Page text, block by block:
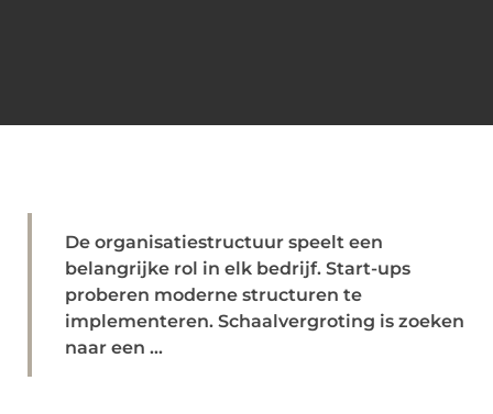
De organisatiestructuur speelt een
belangrijke rol in elk bedrijf. Start-ups
proberen moderne structuren te
implementeren. Schaalvergroting is zoeken
naar een ...